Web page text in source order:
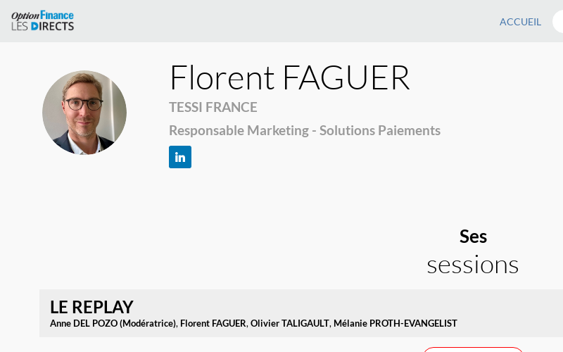
ACCUEIL
FF
Florent FAGUER
TESSI FRANCE
Responsable Marketing - Solutions Paiements
Ses
sessions
LE REPLAY
Anne DEL POZO (Modératrice) Florent FAGUER OlivierTALIGAULT Mélanie PROTH-EVANGELIST